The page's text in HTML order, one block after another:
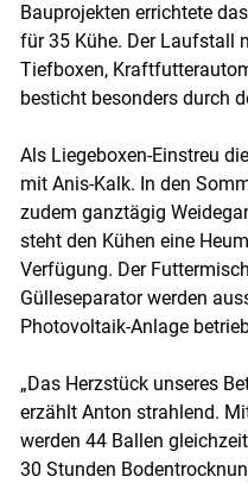
Bauprojekten errichtete
für 35 Kühe. Der Laufstall
Tiefboxen,
besticht besonders durch
Als Liegeboxen-Einstreu
mit Anis-Kalk. In den
zudem ganztägig
steht den Kühen eine
Verfügung. Der
Gülleseparator werden
Photovoltaik-Anlage
„Das Herzstück unseres
erzählt Anton strahlend.
werden 44 Ballen
30 Stunden